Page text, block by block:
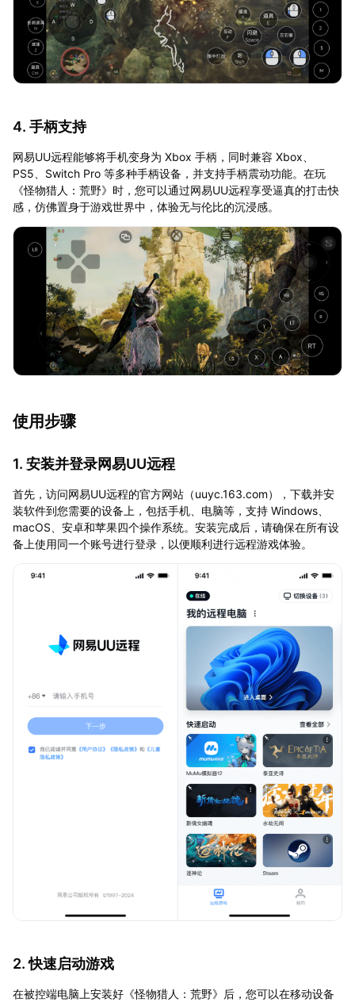
4. 手柄支持
网易UU远程能够将手机变身为 Xbox 手柄，同时兼容 Xbox、
PS5、Switch Pro 等多种手柄设备，并支持手柄震动功能。在玩
《怪物猎人：荒野》时，您可以通过网易UU远程享受逼真的打击快
感，仿佛置身于游戏世界中，体验无与伦比的沉浸感。
使用步骤
1. 安装并登录网易UU远程
首先，访问网易UU远程的官方网站（uuyc.163.com），下载并安
装软件到您需要的设备上，包括手机、电脑等，支持 Windows、
macOS、安卓和苹果四个操作系统。安装完成后，请确保在所有设
备上使用同一个账号进行登录，以便顺利进行远程游戏体验。
2. 快速启动游戏
在被控端电脑上安装好《怪物猎人：荒野》后，您可以在移动设备